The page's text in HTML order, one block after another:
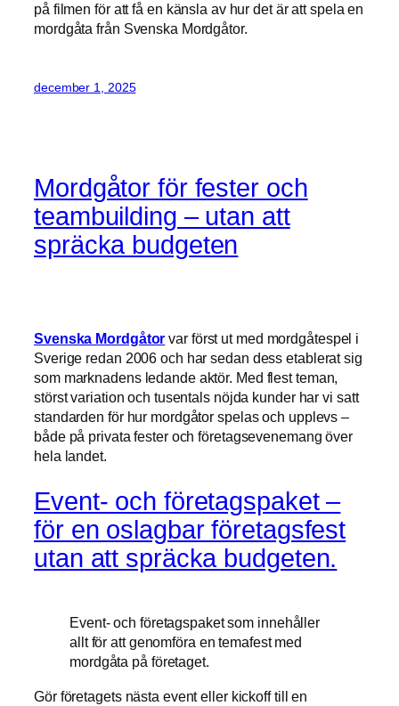
på filmen för att få en känsla av hur det är att spela en
mordgåta från Svenska Mordgåtor.
december 1, 2025
Mordgåtor för fester och
teambuilding – utan att
spräcka budgeten
Svenska Mordgåtor var först ut med mordgåtespel i
Sverige redan 2006 och har sedan dess etablerat sig
som marknadens ledande aktör. Med flest teman,
störst variation och tusentals nöjda kunder har vi satt
standarden för hur mordgåtor spelas och upplevs –
både på privata fester och företagsevenemang över
hela landet.
Event- och företagspaket –
för en oslagbar företagsfest
utan att spräcka budgeten.
Event- och företagspaket som innehåller
allt för att genomföra en temafest med
mordgåta på företaget.
Gör företagets nästa event eller kickoff till en